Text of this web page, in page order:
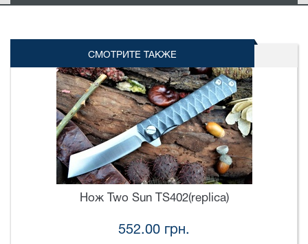
СМОТРИТЕ ТАКЖЕ
Нож Two Sun TS402(replica)
552.00 грн.